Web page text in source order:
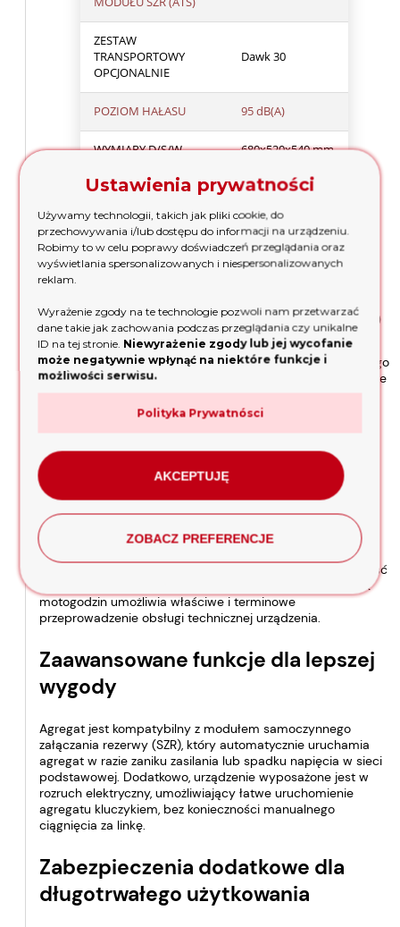
ZESTAW
TRANSPORTOWY
OPCJONALNIE
Dawk 30
POZIOM HAŁASU 95 dB(A)
WYMIARY D/S/W 680x520x540 mm
CIĘŻAR 86.9 kg
531 555 161 - kontakt z naszym doradcą umożliwi Ci
uzyskanie szczegółowych informacji na temat
Silnik wysokiej jakości od DAEWOO
Niezrównana niezawodność silnika DAEWOO, dedykowanego
dla serii agregatów prądotwórczych Master Line, gwarantuje
długą żywotność wynoszącą ponad 1500 motogodzin.
Kontrola na każdym etapie produkcji jest gwarantowana
Wielofunkcyjny wyświetlacz dla
optymalnej kontroli
Zintegrowany wyświetlacz wielofunkcyjny oferuje
najważniejsze bieżące parametry pomiarowe agregatu
prądotwórczego, takie jak napięcie, natężenie i częstotliwość
prądu, obciążenie i czas pracy silnika. Wbudowany licznik
motogodzin umożliwia właściwe i terminowe
przeprowadzenie obsługi technicznej urządzenia.
Zaawansowane funkcje dla lepszej
wygody
Agregat jest kompatybilny z modułem samoczynnego
załączania rezerwy (SZR), który automatycznie uruchamia
agregat w razie zaniku zasilania lub spadku napięcia w sieci
podstawowej. Dodatkowo, urządzenie wyposażone jest w
rozruch elektryczny, umożliwiający łatwe uruchomienie
agregatu kluczykiem, bez konieczności manualnego
ciągnięcia za linkę.
Zabezpieczenia dodatkowe dla
długotrwałego użytkowania
Ustawienia prywatności
Używamy technologii, takich jak pliki cookie, do
przechowywania i/lub dostępu do informacji na urządzeniu.
Robimy to w celu poprawy doświadczeń przeglądania oraz
wyświetlania spersonalizowanych i niespersonalizowanych
reklam.
Wyrażenie zgody na te technologie pozwoli nam przetwarzać
dane takie jak zachowania podczas przeglądania czy unikalne
ID na tej stronie. Niewyrażenie zgody lub jej wycofanie
może negatywnie wpłynąć na niektóre funkcje i
możliwości serwisu.
Polityka Prywatnósci
AKCEPTUJĘ
ZOBACZ PREFERENCJE